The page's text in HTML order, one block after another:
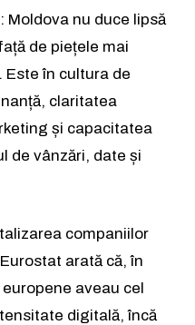
nu duce lipsă
de piețele mai
Este în cultura de
claritatea
și capacitatea
de vânzări, date și
companiilor
arată că, în
aveau cel
digitală, încă